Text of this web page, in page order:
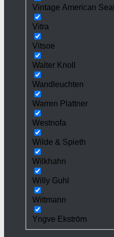
Vintage American
Vitra
Vitsoe
Walter Knoll
Wandleuchten
Warren Plattner
Westnofa
Wilde & Spieth
Wilkhahn
Willy Guhl
Wittmann
Yngve Ekström